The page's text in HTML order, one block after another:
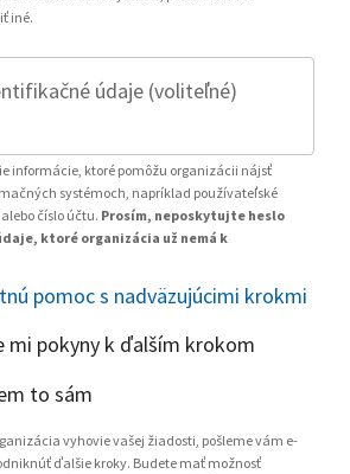
iné.
údaje (voliteľné)
informácie, ktoré pomôžu organizácii nájsť
systémoch, napríklad používateľské
číslo účtu. Prosím, neposkytujte heslo
ktoré organizácia už nemá k
pomoc s nadväzujúcimi krokmi
mi pokyny k ďalším krokom
to sám
vyhovie vašej žiadosti, pošleme vám e-
ďalšie kroky. Budete mať možnosť